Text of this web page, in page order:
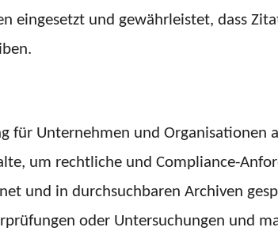
eingesetzt und gewährleistet, dass
für Unternehmen und Organisationen
um rechtliche und Compliance-
und in durchsuchbaren Archiven
oder Untersuchungen und